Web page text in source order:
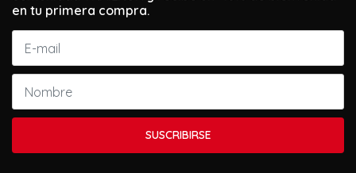
en tu primera compra.
SUSCRIBIRSE